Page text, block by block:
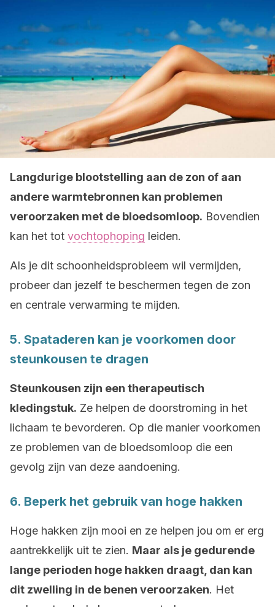
Langdurige blootstelling aan de zon of aan
andere warmtebronnen kan problemen
veroorzaken met de bloedsomloop. Bovendien
kan het tot vochtophoping leiden.
Als je dit schoonheidsprobleem wil vermijden,
probeer dan jezelf te beschermen tegen de zon
en centrale verwarming te mijden.
5. Spataderen kan je voorkomen door
steunkousen te dragen
Steunkousen zijn een therapeutisch
kledingstuk. Ze helpen de doorstroming in het
lichaam te bevorderen. Op die manier voorkomen
ze problemen van de bloedsomloop die een
gevolg zijn van deze aandoening.
6. Beperk het gebruik van hoge hakken
Hoge hakken zijn mooi en ze helpen jou om er erg
aantrekkelijk uit te zien. Maar als je gedurende
lange perioden hoge hakken draagt, dan kan
dit zwelling in de benen veroorzaken. Het